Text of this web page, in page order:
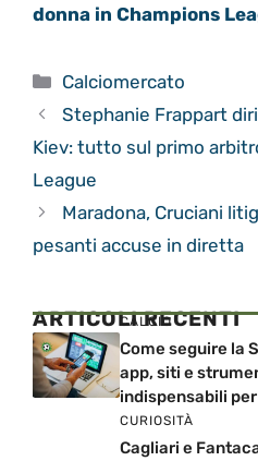
donna in Champions
Categorie
Calciomercato
Stephanie Frappart
Kiev: tutto sul primo
League
Maradona, Cruciani
pesanti accuse in diretta
ARTICOLI RECENTI
CALCIO
Come seguire la
app, siti e
indispensabili
CURIOSITÀ
Cagliari e